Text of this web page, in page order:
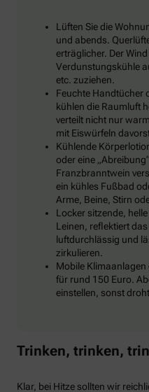
Lüften Sie die
und abends.
erträglicher. Der
Verdunstungskühle
etc. zuziehen.
Feuchte Handtücher
kühlen die Raumluft
verteilt nicht nur
mit Eiswürfeln
Kühlende
oder eine
Franzbranntwein
ein kühles Fußbad
Arme, Beine, Stirn
Locker sitzende,
Leinen, reflektiert
luftdurchlässig und
zirkulieren.
Mobile
für rund 150 Euro.
einstellen, sonst
Trinken, trinken,
Klar, bei Hitze sollten wir